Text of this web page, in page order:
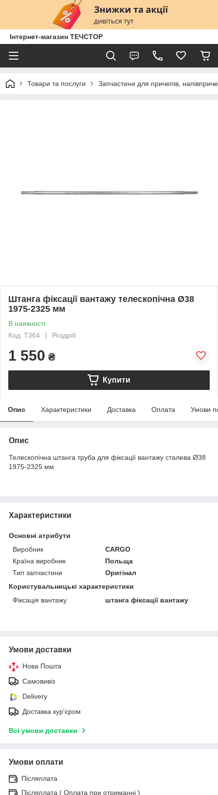
Інтернет-магазин ТЕЧСТОР
Товари та послуги Запчастини для причепів,
Штанга фіксації вантажу телескопічна Ø38
1975-2325 мм
В наявності
Код: T364
Роздріб
1 550 ₴
Купити
Опис Характеристики Доставка Оплата Умови
Опис
Телескопічна штанга труба для фіксації вантажу сталева Ø38
1975-2325 мм
Характеристики
Основні атрибути
Виробник
CARGO
Країна виробник
Польща
Тип запчастини
Оригінал
Користувальницькі характеристики
Фіксація вантажу
штанга фіксації вантажу
Умови доставки
Нова Пошта
Самовивіз
Delivery
Доставка кур'єром
Всі умови доставки
Умови оплати
Післяплата
Післяплата ( Оплата при отриманні )